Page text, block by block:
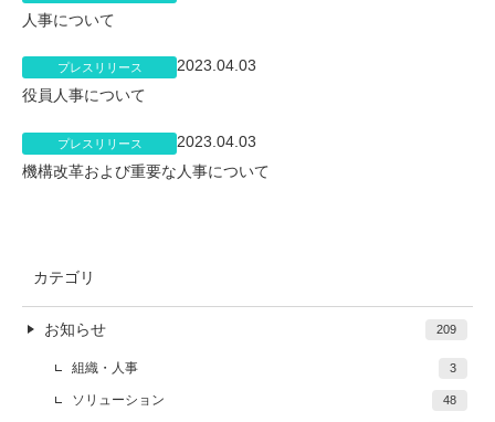
人事について
プレスリリース
2023.04.03
役員人事について
プレスリリース
2023.04.03
機構改革および重要な人事について
カテゴリ
お知らせ 209
組織・人事 3
ソリューション 48